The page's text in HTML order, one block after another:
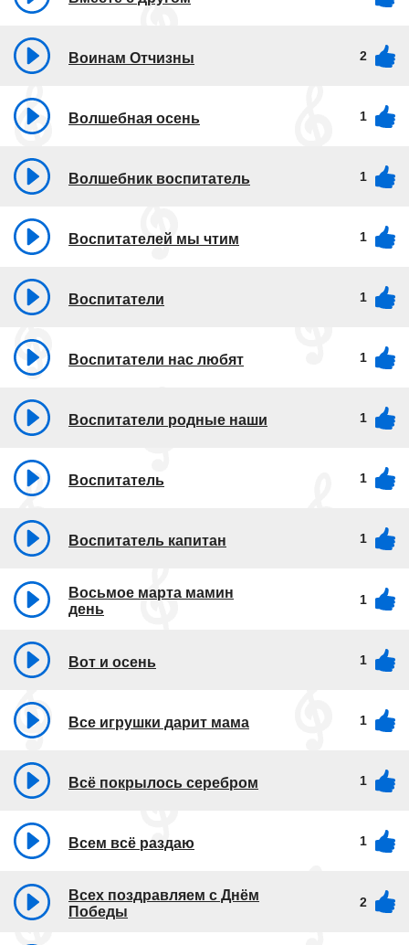
Воинам Отчизны 2
Волшебная осень 1
Волшебник воспитатель 1
Воспитателей мы чтим 1
Воспитатели 1
Воспитатели нас любят 1
Воспитатели родные наши 1
Воспитатель 1
Воспитатель капитан 1
Восьмое марта мамин
день
1
Вот и осень 1
Все игрушки дарит мама 1
Всё покрылось серебром 1
Всем всё раздаю 1
Всех поздравляем с Днём
Победы
2